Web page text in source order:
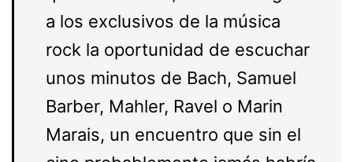
a los exclusivos de la música
rock la oportunidad de escuchar
unos minutos de Bach, Samuel
Barber, Mahler, Ravel o Marin
Marais, un encuentro que sin el